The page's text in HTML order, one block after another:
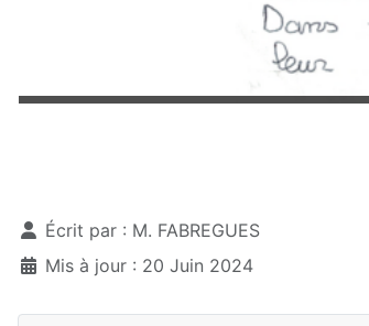
Détails
Écrit par : M. FABREGUES
Mis à jour : 20 Juin 2024